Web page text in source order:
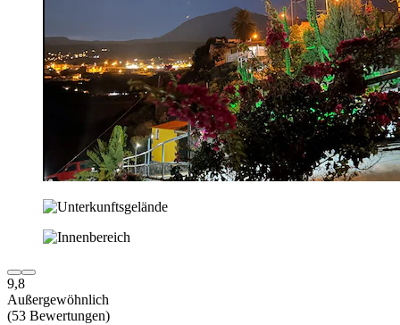
9,8
Außergewöhnlich
(53 Bewertungen)